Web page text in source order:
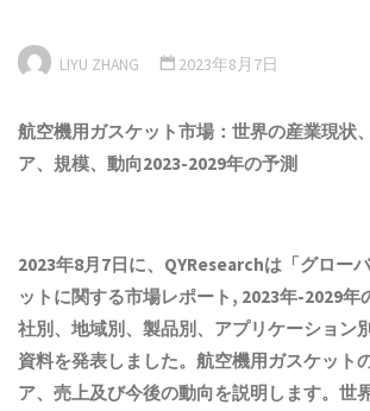
LIYU ZHANG 2023年8月7日
航空機用ガスケット市場：世界の産業現状
ア、規模、動向2023-2029年の予測
2023年8月7日に、QYResearchは「グロー
ットに関する市場レポート, 2023年-2029年
社別、地域別、製品別、アプリケーション
資料を発表しました。航空機用ガスケット
ア、売上及び今後の動向を説明します。世